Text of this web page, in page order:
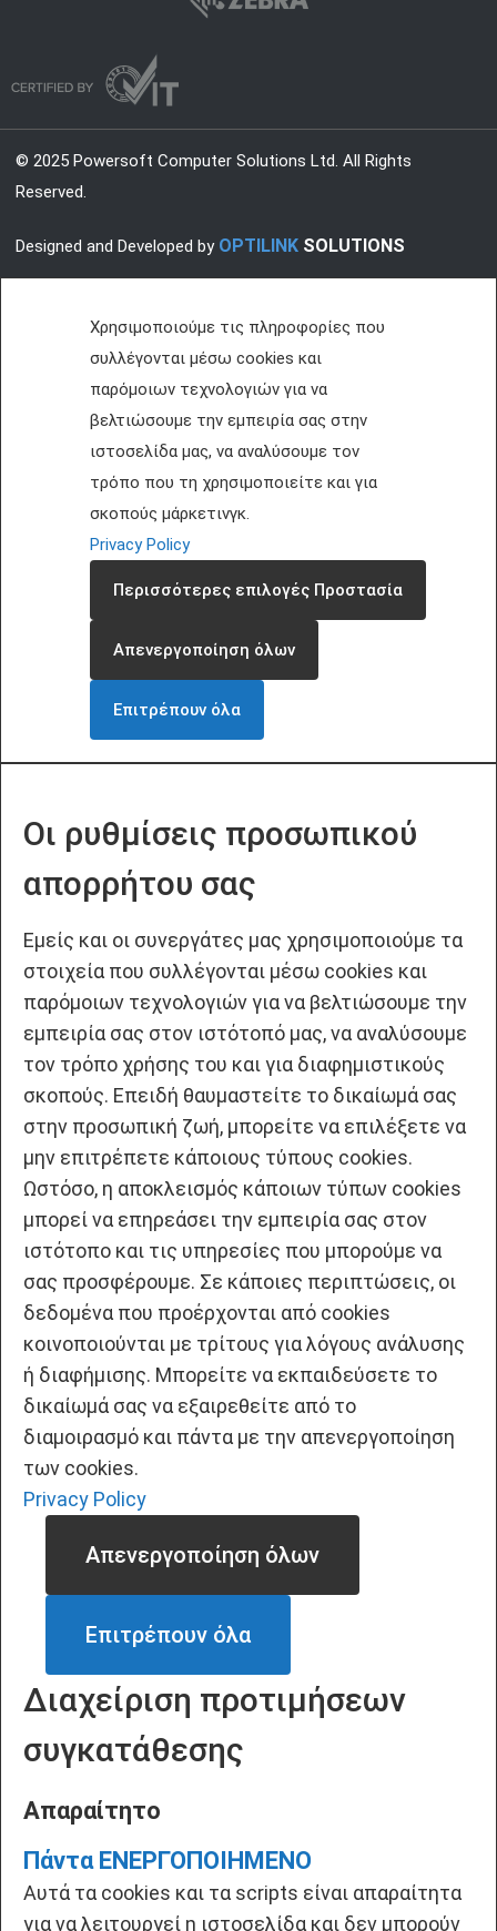
© 2025 Powersoft Computer Solutions Ltd. All Rights
Reserved.
Designed and Developed by OPTILINK SOLUTIONS
Χρησιμοποιούμε τις πληροφορίες που
συλλέγονται μέσω cookies και
παρόμοιων τεχνολογιών για να
βελτιώσουμε την εμπειρία σας στην
ιστοσελίδα μας, να αναλύσουμε τον
τρόπο που τη χρησιμοποιείτε και για
σκοπούς μάρκετινγκ.
Privacy Policy
Περισσότερες επιλογές Προστασία
Απενεργοποίηση όλων
Επιτρέπουν όλα
Οι ρυθμίσεις προσωπικού
απορρήτου σας
Εμείς και οι συνεργάτες μας χρησιμοποιούμε τα
στοιχεία που συλλέγονται μέσω cookies και
παρόμοιων τεχνολογιών για να βελτιώσουμε την
εμπειρία σας στον ιστότοπό μας, να αναλύσουμε
τον τρόπο χρήσης του και για διαφημιστικούς
σκοπούς. Επειδή θαυμαστείτε το δικαίωμά σας
στην προσωπική ζωή, μπορείτε να επιλέξετε να
μην επιτρέπετε κάποιους τύπους cookies.
Ωστόσο, η αποκλεισμός κάποιων τύπων cookies
μπορεί να επηρεάσει την εμπειρία σας στον
ιστότοπο και τις υπηρεσίες που μπορούμε να
σας προσφέρουμε. Σε κάποιες περιπτώσεις, οι
δεδομένα που προέρχονται από cookies
κοινοποιούνται με τρίτους για λόγους ανάλυσης
ή διαφήμισης. Μπορείτε να εκπαιδεύσετε το
δικαίωμά σας να εξαιρεθείτε από το
διαμοιρασμό και πάντα με την απενεργοποίηση
των cookies.
Privacy Policy
Απενεργοποίηση όλων
Επιτρέπουν όλα
Διαχείριση προτιμήσεων
συγκατάθεσης
Απαραίτητο
Πάντα ΕΝΕΡΓΟΠΟΙΗΜΕΝΟ
Αυτά τα cookies και τα scripts είναι απαραίτητα
για να λειτουργεί η ιστοσελίδα και δεν μπορούν